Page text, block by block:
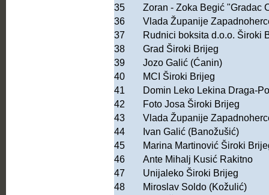
35
Zoran - Zoka Begić "Gradac
36
Vlada Županije
37
Rudnici boksita d.o.o. Široki
38
Grad Široki Brijeg
39
Jozo Galić (Ćanin)
40
MCI Široki Brijeg
41
Domin Leko Lekina Draga-
42
Foto Josa Široki Brijeg
43
Vlada Županije
44
Ivan Galić (Banožušić)
45
Marina Martinović Široki
46
Ante Mihalj Kusić Rakitno
47
Unijaleko Široki Brijeg
48
Miroslav Soldo (Kožulić)